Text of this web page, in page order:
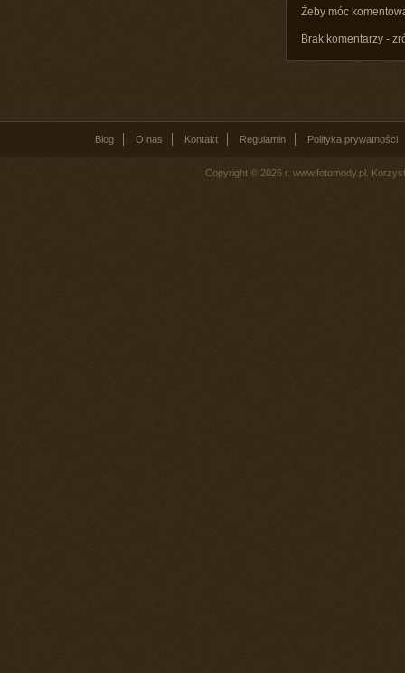
Żeby móc
Brak komentarzy -
Blog O nas Kontakt Regulamin Polityka prywatności
Copyright © 2026 r. www.fotomody.pl.